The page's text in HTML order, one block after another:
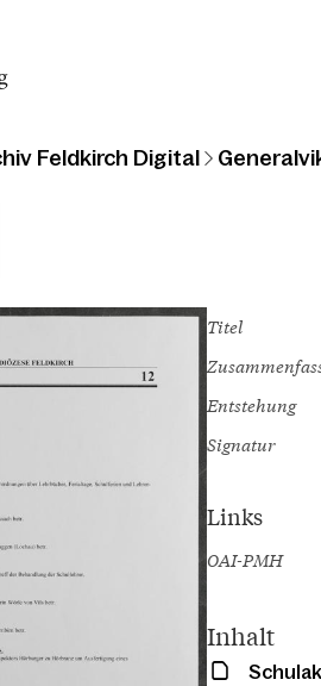
Feldkirch Digital
Titel
Entstehung
Signatur
Links
OAI-PMH
Inhalt